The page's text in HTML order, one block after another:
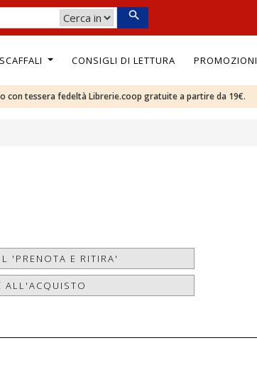
SCAFFALI CONSIGLI DI LETTURA PROMOZIONI
con tessera fedeltà Librerie.coop gratuite a partire da 19€.
'PRENOTA E RITIRA'
ALL'ACQUISTO